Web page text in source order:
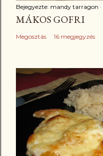
Bejegyezte: mandy tarragon
MÁKOS GOFRI
Megosztás 16 megjegyzés